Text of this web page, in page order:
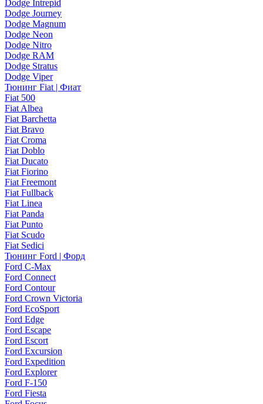
Dodge Intrepid
Dodge Journey
Dodge Magnum
Dodge Neon
Dodge Nitro
Dodge RAM
Dodge Stratus
Dodge Viper
Тюнинг Fiat | Фиат
Fiat 500
Fiat Albea
Fiat Barchetta
Fiat Bravo
Fiat Croma
Fiat Doblo
Fiat Ducato
Fiat Fiorino
Fiat Freemont
Fiat Fullback
Fiat Linea
Fiat Panda
Fiat Punto
Fiat Scudo
Fiat Sedici
Тюнинг Ford | Форд
Ford C-Max
Ford Connect
Ford Contour
Ford Crown Victoria
Ford EcoSport
Ford Edge
Ford Escape
Ford Escort
Ford Excursion
Ford Expedition
Ford Explorer
Ford F-150
Ford Fiesta